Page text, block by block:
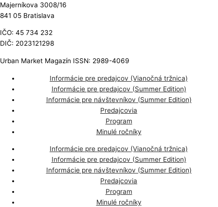
Majerníkova 3008/16
841 05 Bratislava
IČO: 45 734 232
DIČ: 2023121298
Urban Market Magazín ISSN: 2989-4069
Informácie pre predajcov (Vianočná tržnica)
Informácie pre predajcov (Summer Edition)
Informácie pre návštevníkov (Summer Edition)
Predajcovia
Program
Minulé ročníky
Informácie pre predajcov (Vianočná tržnica)
Informácie pre predajcov (Summer Edition)
Informácie pre návštevníkov (Summer Edition)
Predajcovia
Program
Minulé ročníky